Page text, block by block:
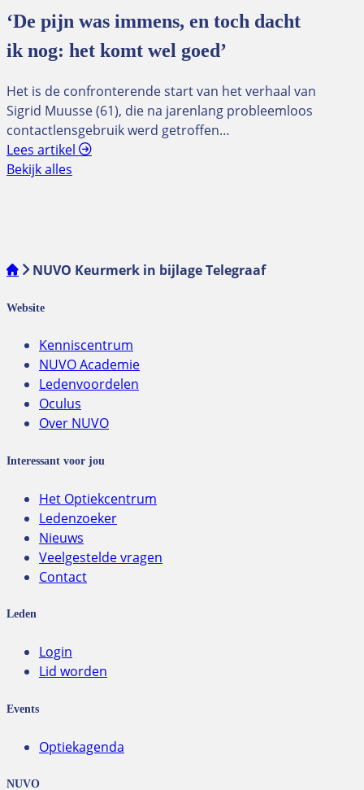
‘De pijn was immens, en toch dacht
ik nog: het komt wel goed’
Het is de confronterende start van het verhaal van
Sigrid Muusse (61), die na jarenlang probleemloos
contactlensgebruik werd getroffen…
Lees artikel
Bekijk alles
NUVO Keurmerk in bijlage Telegraaf
Website
Kenniscentrum
NUVO Academie
Ledenvoordelen
Oculus
Over NUVO
Interessant voor jou
Het Optiekcentrum
Ledenzoeker
Nieuws
Veelgestelde vragen
Contact
Leden
Login
Lid worden
Events
Optiekagenda
NUVO